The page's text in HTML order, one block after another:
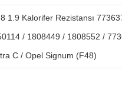
1.9 Kalorifer Rezistansı
/ 1808449 / 1808552 /
C / Opel Signum (F48)